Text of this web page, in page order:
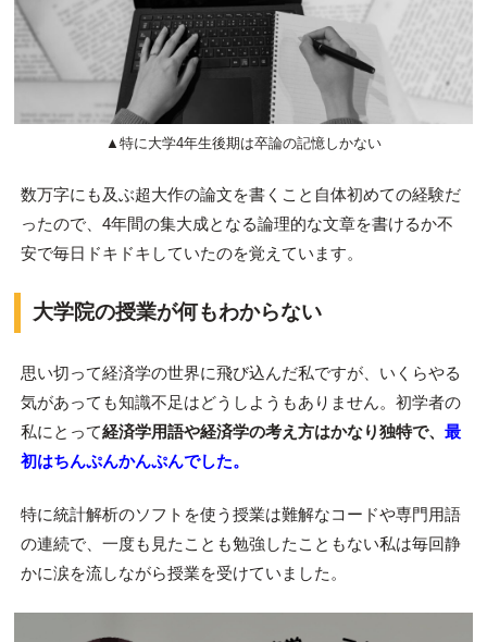
▲特に大学4年生後期は卒論の記憶しかない
数万字にも及ぶ超大作の論文を書くこと自体初めての経験だ
ったので、4年間の集大成となる論理的な文章を書けるか不
安で毎日ドキドキしていたのを覚えています。
大学院の授業が何もわからない
思い切って経済学の世界に飛び込んだ私ですが、いくらやる
気があっても知識不足はどうしようもありません。初学者の
私にとって経済学用語や経済学の考え方はかなり独特で、 最
初はちんぷんかんぷんでした。
特に統計解析のソフトを使う授業は難解なコードや専門用語
の連続で、一度も見たことも勉強したこともない私は毎回静
かに涙を流しながら授業を受けていました。